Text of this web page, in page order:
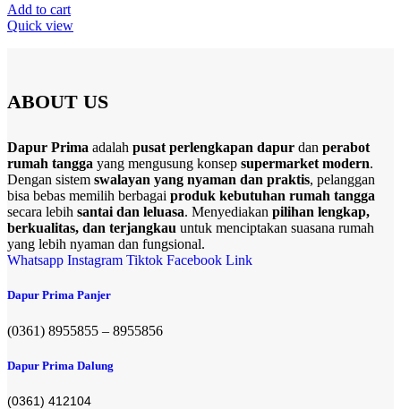
Add to cart
Quick view
ABOUT US
Dapur Prima adalah pusat perlengkapan dapur dan perabot
rumah tangga yang mengusung konsep supermarket modern.
Dengan sistem swalayan yang nyaman dan praktis, pelanggan
bisa bebas memilih berbagai produk kebutuhan rumah tangga
secara lebih santai dan leluasa. Menyediakan pilihan lengkap,
berkualitas, dan terjangkau untuk menciptakan suasana rumah
yang lebih nyaman dan fungsional.
Whatsapp Instagram Tiktok Facebook Link
Dapur Prima Panjer
(0361) 8955855 – 8955856​
Dapur Prima Dalung
(0361) 412104